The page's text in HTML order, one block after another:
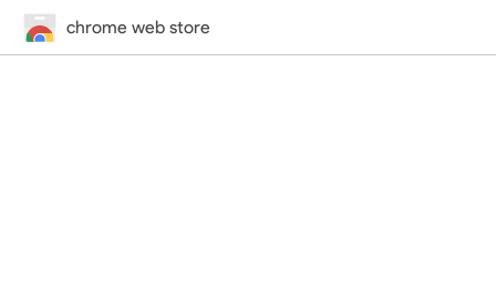
chrome web store